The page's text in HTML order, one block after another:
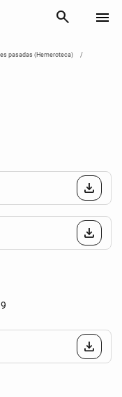
search menu
pasadas (Hemeroteca)